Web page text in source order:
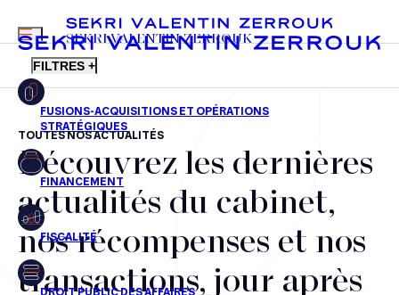
FR EN
MENU
SEKRI VALENTIN ZERROUK
FILTRES +
Fusions-acquisitions et opérations stratégiques
Financement
Fiscalité
Droit public des affaires
TOUTES NOS ACTUALITÉS
Découvrez les dernières
actualités du cabinet,
nos récompenses et nos
transactions, jour après